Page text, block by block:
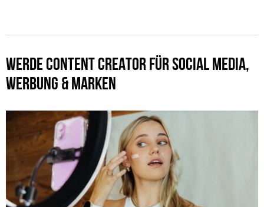
WERDE CONTENT CREATOR FÜR SOCIAL MEDIA,
WERBUNG & MARKEN